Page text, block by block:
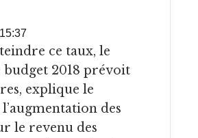
ce taux, le
2018 prévoit
explique le
des
le revenu des